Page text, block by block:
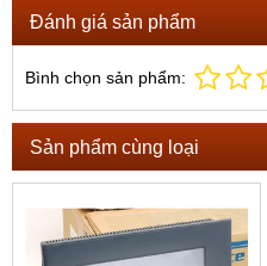
Đánh giá sản phẩm
Bình chọn sản phẩm:
Sản phẩm cùng loại